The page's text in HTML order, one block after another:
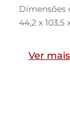
Dimensões
44,2 x 103,5
Altura do
Ver mais